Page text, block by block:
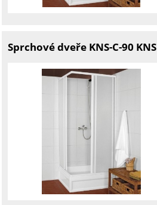
Sprchové dveře KNS-C-90 KNS